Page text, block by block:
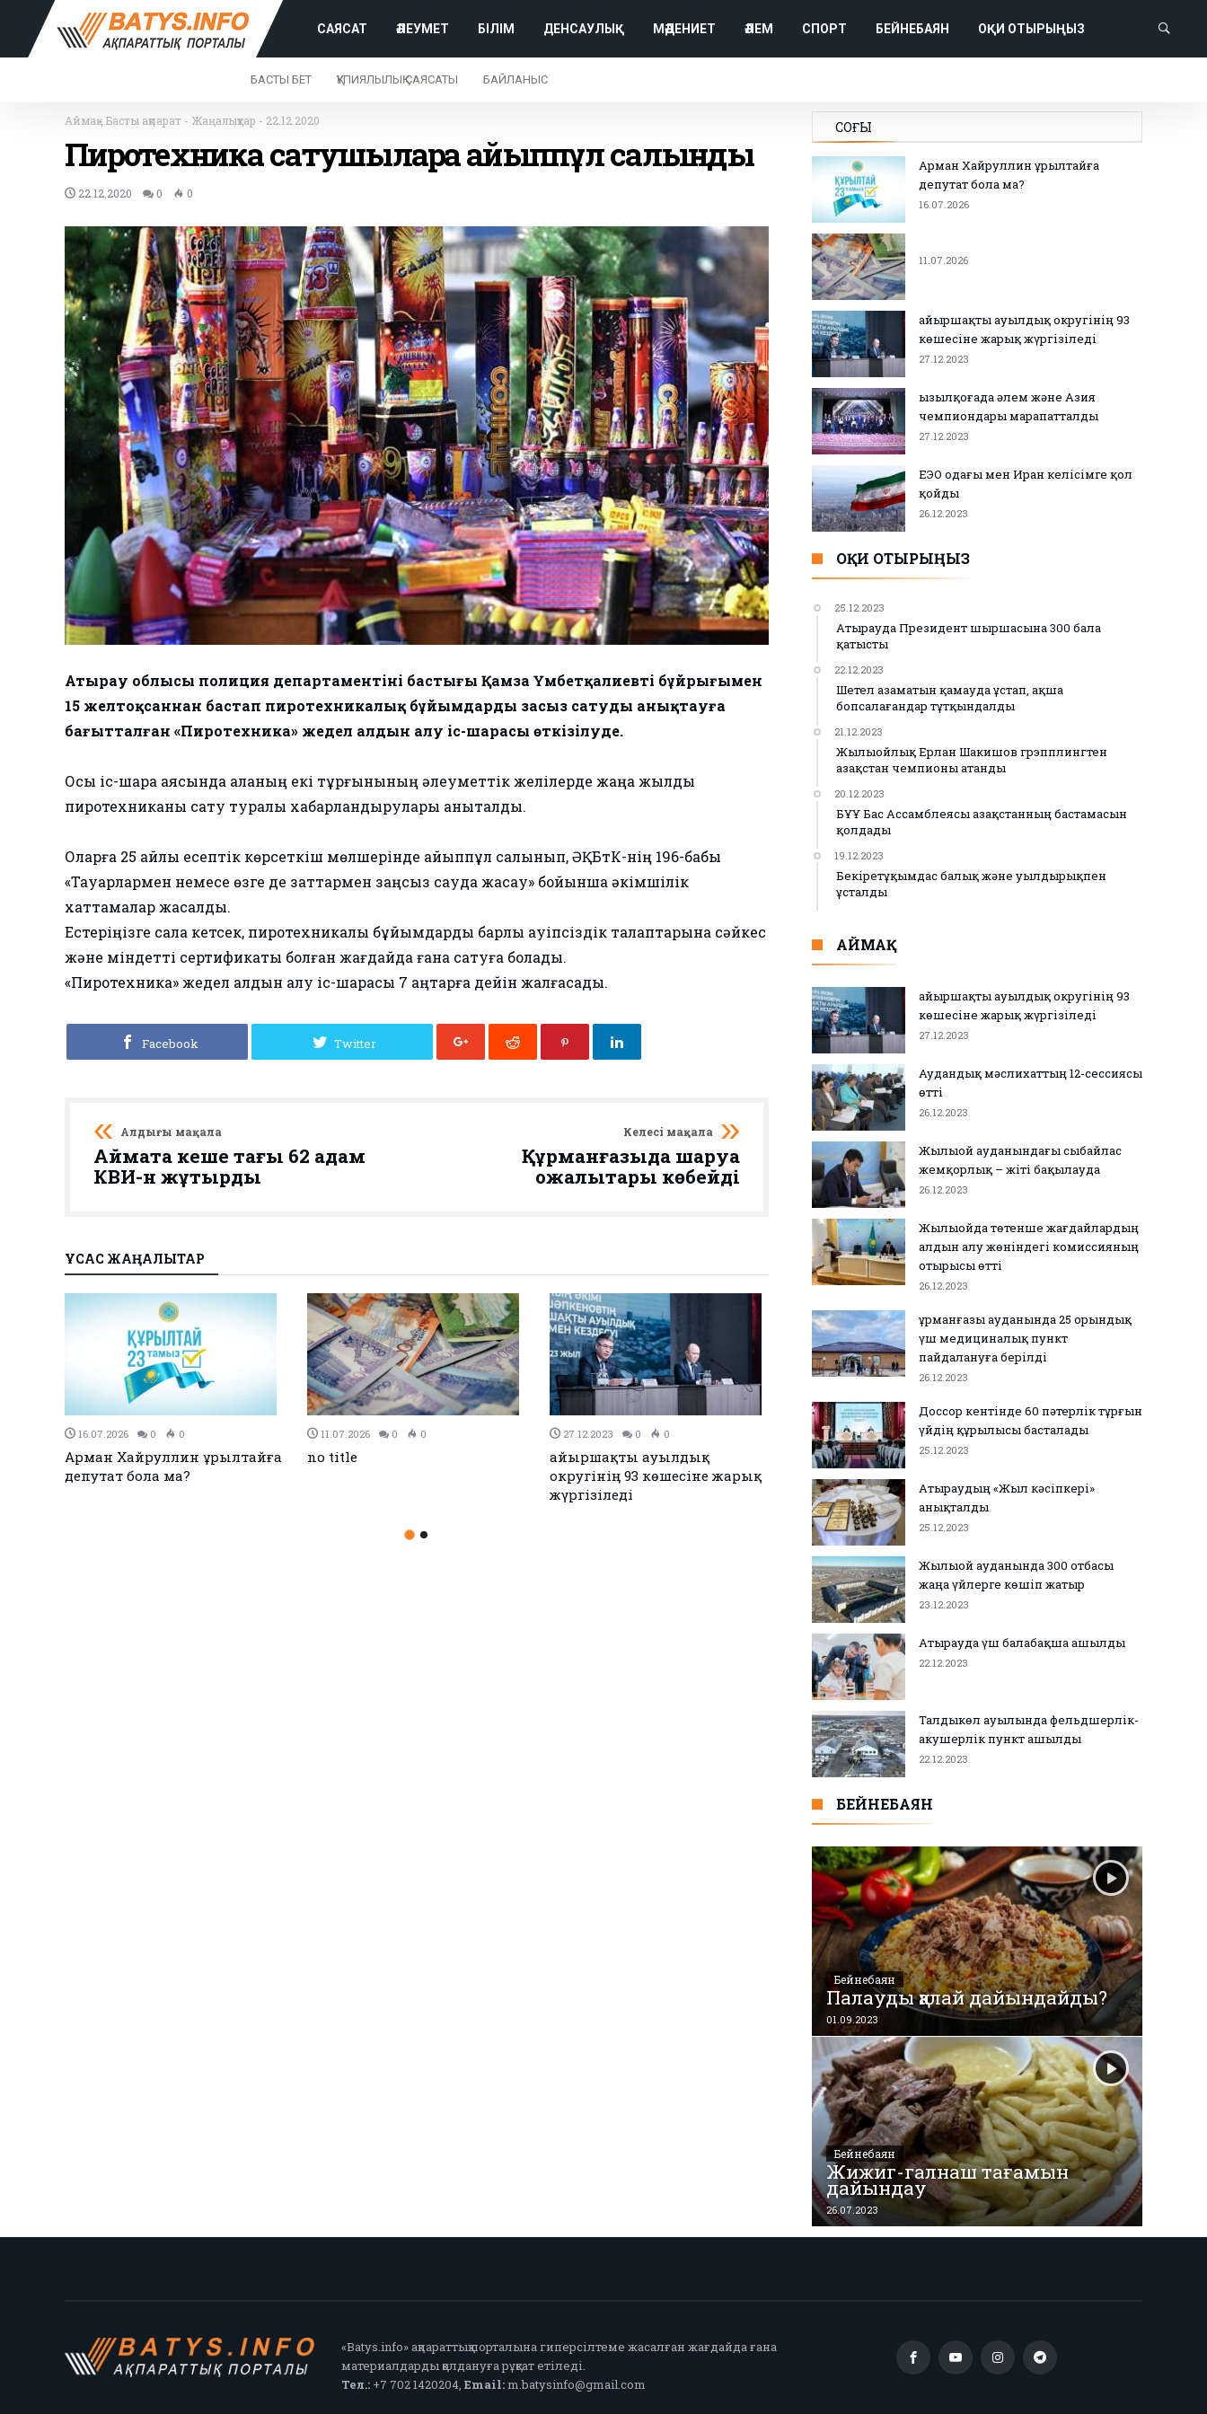
САЯСАТ ӘЛЕУМЕТ БІЛІМ ДЕНСАУЛЫҚ МӘДЕНИЕТ ӘЛЕМ СПОРТ БЕЙНЕБАЯН ОҚИ ОТЫРЫҢЫЗ
БАСТЫ БЕТ ҚҰПИЯЛЫЛЫҚ САЯСАТЫ БАЙЛАНЫС
Аймақ- Басты ақпарат - Жаңалықтар - 22.12.2020
Пиротехника сатушыларға айыппұл салынды
22.12.2020 0 0
Атырау облысы полиция департаментінің бастығы Қамза Үмбетқалиевтің бұйрығымен
15 желтоқсаннан бастап пиротехникалық бұйымдарды заңсыз сатуды анықтауға
бағытталған «Пиротехника» жедел алдын алу іс-шарасы өткізілуде.
Осы іс-шара аясында қаланың екі тұрғынының әлеуметтік желілерде жаңа жылдық
пиротехниканы сату туралы хабарландырулары анықталды.
Оларға 25 айлық есептік көрсеткіш мөлшерінде айыппұл салынып, ӘҚБтК-нің 196-бабы
«Тауарлармен немесе өзге де заттармен заңсыз сауда жасау» бойынша әкімшілік
хаттамалар жасалды.
Естеріңізге сала кетсек, пиротехникалық бұйымдарды барлық қауіпсіздік талаптарына сәйкес
және міндетті сертификаты болған жағдайда ғана сатуға болады.
«Пиротехника» жедел алдын алу іс-шарасы 7 қаңтарға дейін жалғасады.
Facebook Twitter
Алдыңғы мақала
Аймақта кеше тағы 62 адам
КВИ-н жұқтырды
Келесі мақала
Құрманғазыда шаруа
қожалықтары көбейді
ҰҚСАС ЖАҢАЛЫҚТАР
27.12.2023 0 0
Қызылқоғада әлем және Азия
чемпиондары марапатталды
26.12.2023 0 0
ЕЭО одағы мен Иран келісімге
26.12.2023 0 0
Аудандық мәслихаттың 12-
сессиясы өтті
СОҢҒЫ
Арман Хайруллин Құрылтайға
депутат бола ма?
16.07.2026
11.07.2026
Қайыршақты ауылдық округінің 93
көшесіне жарық жүргізіледі
27.12.2023
Қызылқоғада әлем және Азия
чемпиондары марапатталды
27.12.2023
ЕЭО одағы мен Иран келісімге қол
қойды
26.12.2023
ОҚИ ОТЫРЫҢЫЗ
25.12.2023
Атырауда Президент шыршасына 300 бала
қатысты
22.12.2023
Шетел азаматын қамауда ұстап, ақша
бопсалағандар тұтқындалды
21.12.2023
Жылыойлық Ерлан Шакишов грэпплингтен
Қазақстан чемпионы атанды
20.12.2023
БҰҰ Бас Ассамблеясы Қазақстанның бастамасын
қолдады
19.12.2023
Бекіретұқымдас балық және уылдырықпен
ұсталды
АЙМАҚ
Қайыршақты ауылдық округінің 93
көшесіне жарық жүргізіледі
27.12.2023
Аудандық мәслихаттың 12-сессиясы
өтті
26.12.2023
Жылыой ауданындағы сыбайлас
жемқорлық – жіті бақылауда
26.12.2023
Жылыойда төтенше жағдайлардың
алдын алу жөніндегі комиссияның
отырысы өтті
26.12.2023
Құрманғазы ауданында 25 орындық
үш медициналық пункт
пайдалануға берілді
26.12.2023
Доссор кентінде 60 пәтерлік тұрғын
үйдің құрылысы басталады
25.12.2023
Атыраудың «Жыл кәсіпкері»
анықталды
25.12.2023
Жылыой ауданында 300 отбасы
жаңа үйлерге көшіп жатыр
23.12.2023
Атырауда үш балабақша ашылды
22.12.2023
Талдыкөл ауылында фельдшерлік-
акушерлік пункт ашылды
22.12.2023
БЕЙНЕБАЯН
Бейнебаян
Палауды қалай дайындайды?
01.09.2023
Бейнебаян
Жижиг-галнаш тағамын
дайындау
26.07.2023
«Batys.info» ақпараттық порталына гиперсілтеме жасалған жағдайда ғана
материалдарды қолдануға рұқсат етіледі.
Тел.:+7 702 1420204, Email:m.batysinfo@gmail.com